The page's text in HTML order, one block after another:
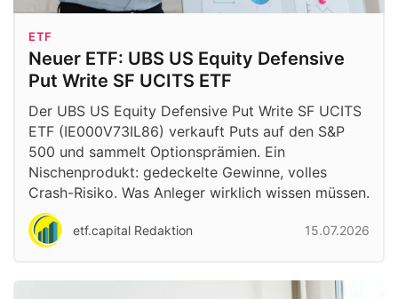
ETF
Neuer ETF: UBS US Equity Defensive
Put Write SF UCITS ETF
Der UBS US Equity Defensive Put Write SF UCITS
ETF (IE000V73IL86) verkauft Puts auf den S&P
500 und sammelt Optionsprämien. Ein
Nischenprodukt: gedeckelte Gewinne, volles
Crash-Risiko. Was Anleger wirklich wissen müssen.
etf.capital Redaktion 15.07.2026